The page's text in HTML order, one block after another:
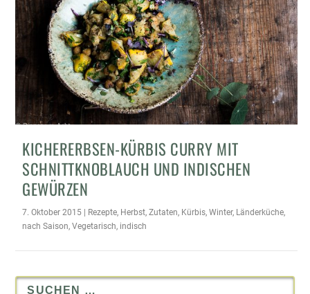
KICHERERBSEN-KÜRBIS CURRY MIT
SCHNITTKNOBLAUCH UND INDISCHEN
GEWÜRZEN
7. Oktober 2015 | Rezepte, Herbst,Zutaten, Kürbis,Winter, Länderküche,
nach Saison,Vegetarisch, indisch